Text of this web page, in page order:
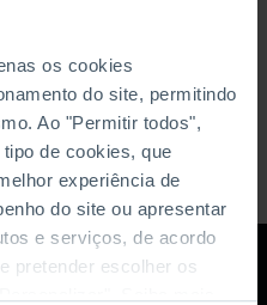
os cookies
do site, permitindo
Ao "Permitir todos",
de cookies, que
experiência de
do site ou apresentar
e serviços, de acordo
pretender escolher os